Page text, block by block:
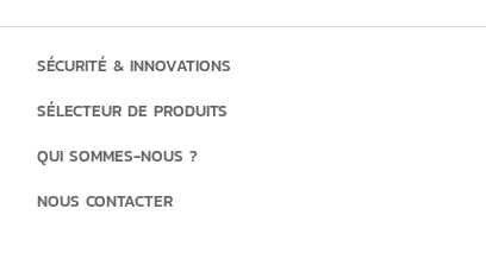
SÉCURITÉ & INNOVATIONS
SÉLECTEUR DE PRODUITS
QUI SOMMES-NOUS ?
NOUS CONTACTER